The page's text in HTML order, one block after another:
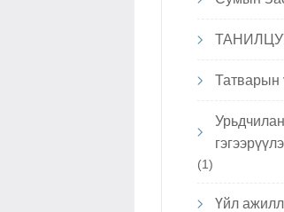
Татварын
(1)
Үйл